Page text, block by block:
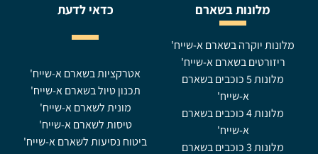
מלונות בשארם
מלונות יוקרה בשארם א-שייח'
ריזורטים בשארם א-שייח'
מלונות 5 כוכבים בשארם
א-שייח'
מלונות 4 כוכבים בשארם
א-שייח'
מלונות 3 כוכבים בשארם
כדאי לדעת
אטרקציות בשארם א-שייח'
תכנון טיול בשארם א-שייח'
מונית לשארם א-שייח'
טיסות לשארם א-שייח'
ביטוח נסיעות לשארם א-שייח'